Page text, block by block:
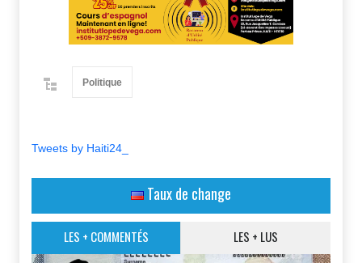
Politique
Tweets by Haiti24_
Taux de change
LES + COMMENTÉS LES + LUS